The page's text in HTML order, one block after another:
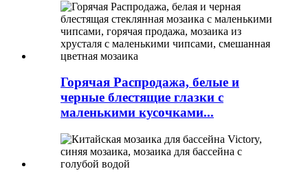
Горячая Распродажа, белые и
черные блестящие глазки с
маленькими кусочками...